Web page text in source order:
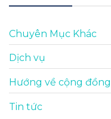
Chuyên Mục Khác
Dịch vụ
Hướng về cộng đồng
Tin tức